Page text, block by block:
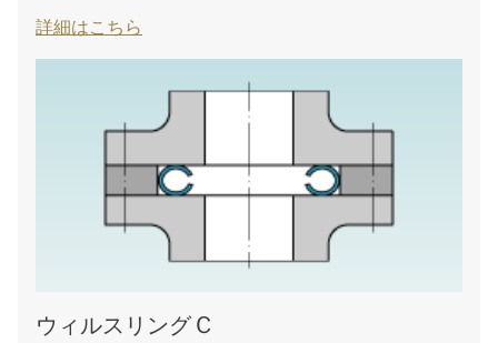
詳細はこちら
ウィルスリング C